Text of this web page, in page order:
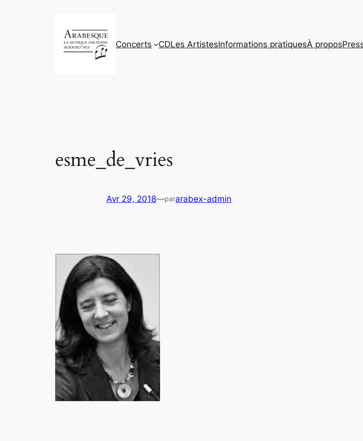
Concerts
CDLes ArtistesInformations pratiquesÀ propos
esme_de_vries
Avr 29, 2018—pararabex-admin